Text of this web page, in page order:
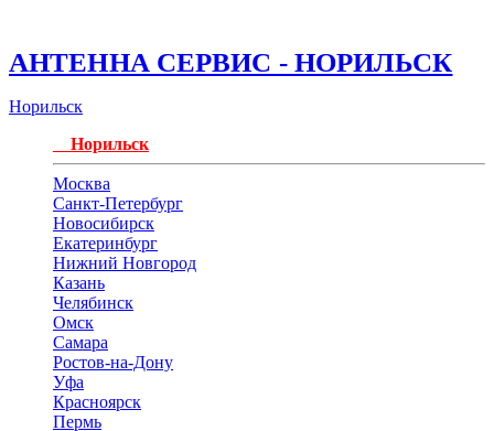
АНТЕННА СЕРВИС - НОРИЛЬСК
Норильск
Норильск
Москва
Санкт-Петербург
Новосибирск
Екатеринбург
Нижний Новгород
Казань
Челябинск
Омск
Самара
Ростов-на-Дону
Уфа
Красноярск
Пермь